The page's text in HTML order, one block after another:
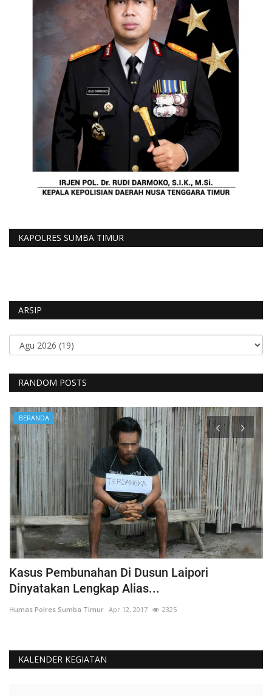
KAPOLRES SUMBA TIMUR
ARSIP
RANDOM POSTS
BERANDA
Kasus Pembunahan Di Dusun Laipori
Dinyatakan Lengkap Alias...
Humas Polres Sumba Timur Apr 12, 2017 2325
KALENDER KEGIATAN